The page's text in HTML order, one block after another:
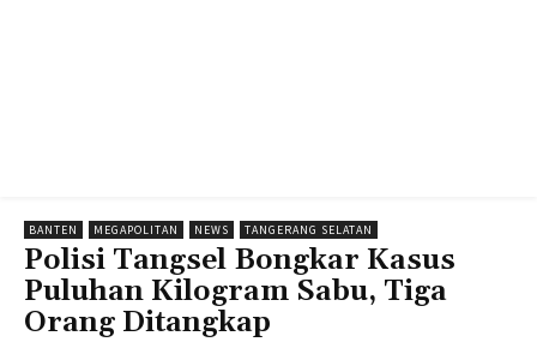
BANTEN MEGAPOLITAN NEWS TANGERANG SELATAN
Polisi Tangsel Bongkar Kasus
Puluhan Kilogram Sabu, Tiga
Orang Ditangkap